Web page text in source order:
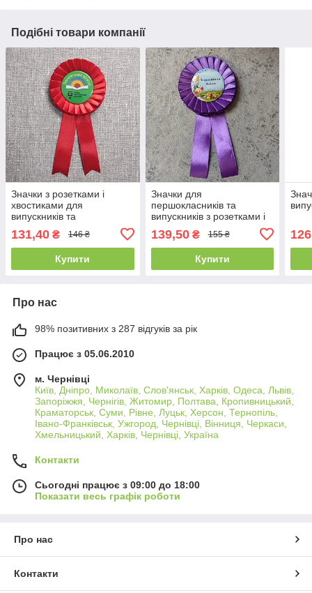
Подібні товари компанії
Значки з розетками і
хвостиками для
випускників та
131,40 ₴ 146 ₴
Купити
Значки для
першокласників та
випускників з розетками і
139,50₴ 155 ₴
Купити
Про нас
98% позитивних з 287 відгуків за рік
Працює з 05.06.2010
м. Чернівці
Київ, Дніпро, Миколаїв, Слов'янськ, Харків, Одеса, Львів,
Запоріжжя, Чернігів, Житомир, Полтава, Кропивницький,
Краматорськ, Суми, Рівне, Луцьк, Херсон, Тернопіль,
Івано-Франківськ, Ужгород, Чернівці, Вінниця, Черкаси,
Хмельницький, Харків, Чернівці, Україна
Контакти
Сьогодні працює з 09:00 до 18:00
Показати весь графік роботи
Про нас
Контакти